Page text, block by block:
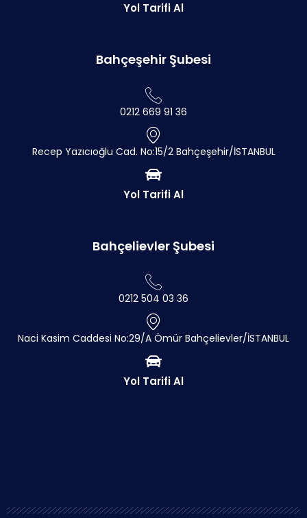
Yol Tarifi Al
Bahçeşehir Şubesi
0212 669 91 36
Recep Yazıcıoğlu Cad. No:15/2 Bahçeşehir/İSTANBUL
Yol Tarifi Al
Bahçelievler Şubesi
0212 504 03 36
Naci Kasim Caddesi No:29/A Ömür Bahçelievler/İSTANBUL
Yol Tarifi Al